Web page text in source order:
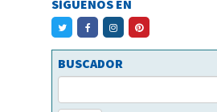
SÍGUENOS EN
BUSCADOR